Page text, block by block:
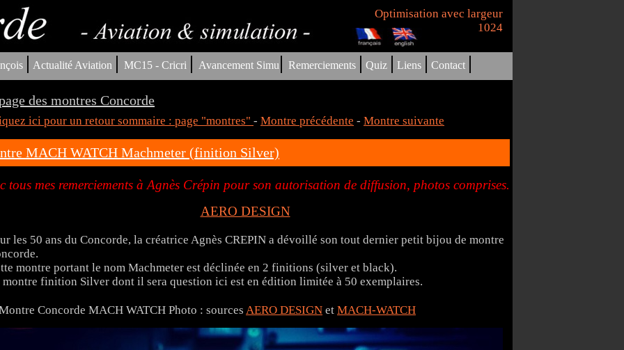
Optimisation avec largeur
1024
| Actualité Aviation | MC15 - Cricri | Avancement Simu| Remerciements | Quiz | Liens | Contact |
des montres Concorde
ici pour un retour sommaire : page "montres" - Montre précédente - Montre suivante
MACH WATCH Machmeter (finition Silver)
tous mes remerciements à Agnès Crépin pour son autorisation de diffusion, photos comprises.
AERO DESIGN
les 50 ans du Concorde​, la créatrice Agnès CREPIN a dévoillé son tout dernier petit bijou de montre
montre portant le nom Machmeter est déclinée en 2 finitions (silver et black).
montre finition Silver dont il sera question ici est en édition limitée à 50 exemplaires.
Photo : sources AERO DESIGN et MACH-WATCH